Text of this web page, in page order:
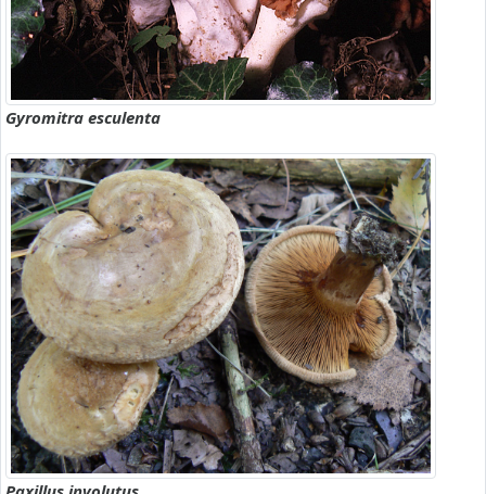
Gyromitra esculenta